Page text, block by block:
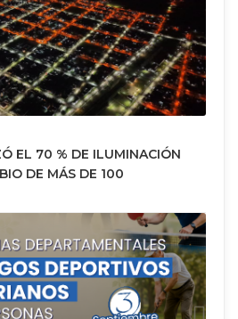
EL 70 % DE ILUMINACIÓN
DE MÁS DE 100